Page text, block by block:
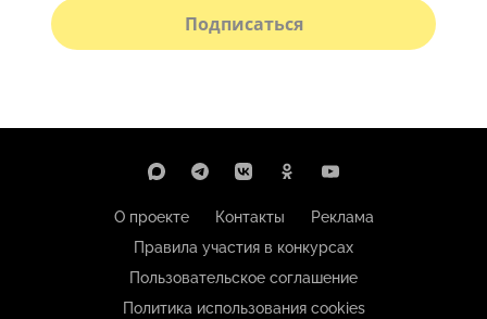
Подписаться
О проекте Контакты
Реклама
Правила участия в конкурсах
Пользовательское соглашение
Политика использования cookies